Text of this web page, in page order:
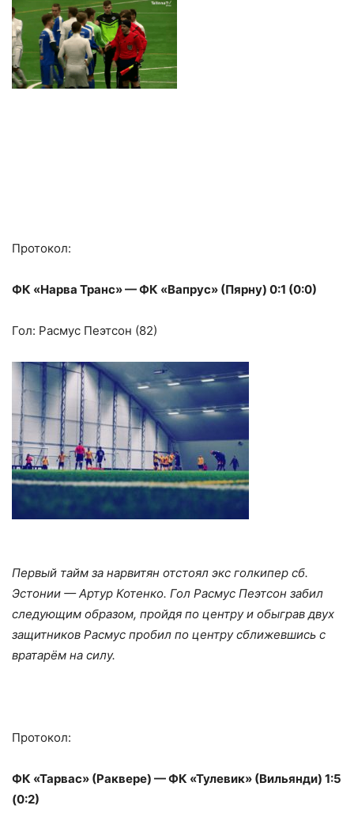
Протокол:
ФК «Нарва Транс» — ФК «Вапрус» (Пярну) 0:1 (0:0)
Гол: Расмус Пеэтсон (82)
Первый тайм за нарвитян отстоял экс голкипер сб.
Эстонии — Артур Котенко. Гол Расмус Пеэтсoн забил
следующим образом, пройдя по центру и обыграв двух
защитников Расмус пробил по центру сближевшись с
вратарём на силу.
Протокол:
ФК «Тарвас» (Раквере) — ФК «Тулевик» (Вильянди) 1:5
(0:2)